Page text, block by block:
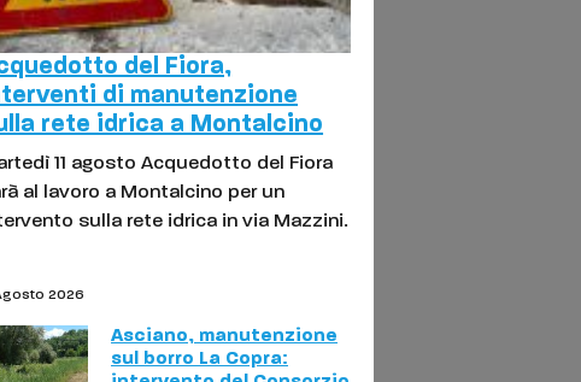
del Fiora,
di manutenzione
rete idrica a Montalcino
11 agosto Acquedotto del Fiora
al lavoro a Montalcino per un
sulla rete idrica in via Mazzini.
2026
Asciano, manutenzione
sul borro La Copra: